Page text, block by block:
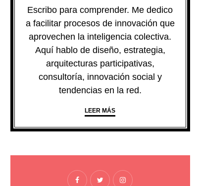
Escribo para comprender. Me dedico
a facilitar procesos de innovación que
aprovechen la inteligencia colectiva.
Aquí hablo de diseño, estrategia,
arquitecturas participativas,
consultoría, innovación social y
tendencias en la red.
LEER MÁS